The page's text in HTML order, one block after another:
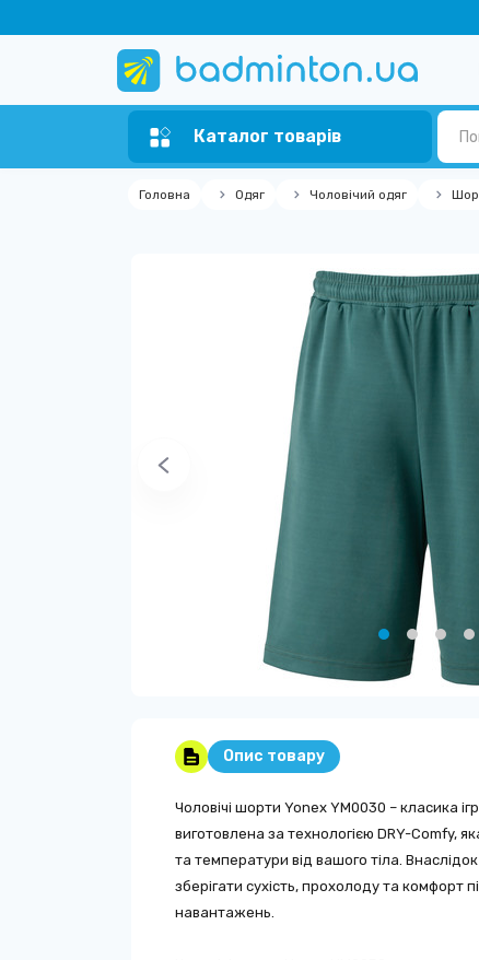
Каталог товарів
Головна Одяг Чоловічий одяг
Опис товару
Чоловічі шорти Yonex YM0030 – класика
виготовлена за технологією DRY-Comfy,
та температури від вашого тіла.
зберігати сухість, прохолоду та комфорт
навантажень.